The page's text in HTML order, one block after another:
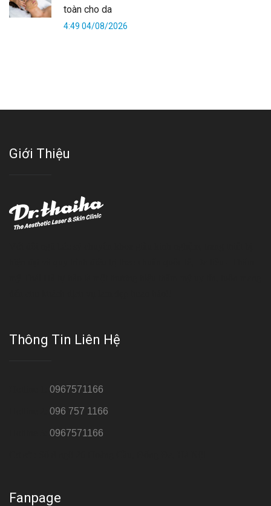
toàn cho da
4:49 04/08/2026
Giới Thiệu
Thông Tin Liên Hệ
0967571166
096 757 1166
0967571166
Fanpage